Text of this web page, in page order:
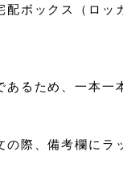
ボックス（ロッ
るため、一本一
際、備考欄にラ